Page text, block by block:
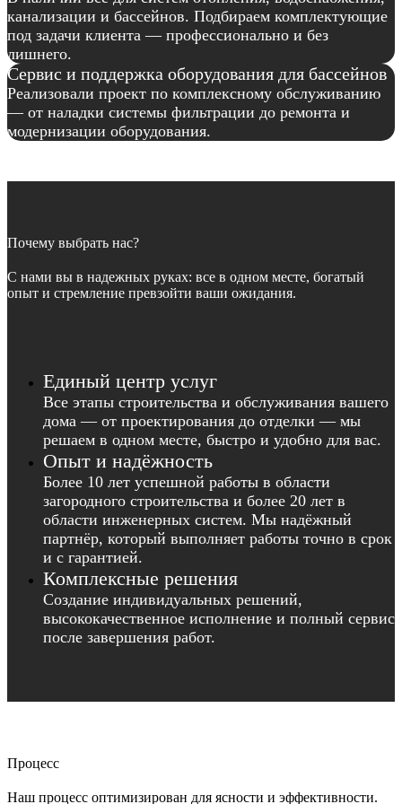
канализации и бассейнов. Подбираем комплектующие
под задачи клиента — профессионально и без
лишнего.
Сервис и поддержка оборудования для бассейнов
Реализовали проект по комплексному обслуживанию
— от наладки системы фильтрации до ремонта и
модернизации оборудования.
Почему выбрать нас?
С нами вы в надежных руках: все в одном месте, богатый
опыт и стремление превзойти ваши ожидания.
Единый центр услуг
Все этапы строительства и обслуживания вашего
дома — от проектирования до отделки — мы
решаем в одном месте, быстро и удобно для вас.
Опыт и надёжность
Более 10 лет успешной работы в области
загородного строительства и более 20 лет в
области инженерных систем. Мы надёжный
партнёр, который выполняет работы точно в срок
и с гарантией.
Комплексные решения
Создание индивидуальных решений,
высококачественное исполнение и полный сервис
после завершения работ.
Процесс
Наш процесс оптимизирован для ясности и эффективности.